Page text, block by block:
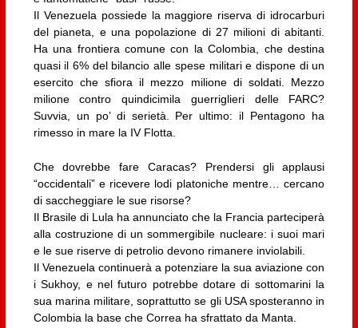
Il Venezuela possiede la maggiore riserva di idrocarburi
del pianeta, e una popolazione di 27 milioni di abitanti.
Ha una frontiera comune con la Colombia, che destina
quasi il 6% del bilancio alle spese militari e dispone di un
esercito che sfiora il mezzo milione di soldati. Mezzo
milione contro quindicimila guerriglieri delle FARC?
Suvvia, un po’ di serietà. Per ultimo: il Pentagono ha
rimesso in mare la IV Flotta.
Che dovrebbe fare Caracas? Prendersi gli applausi
“occidentali” e ricevere lodi platoniche mentre… cercano
di saccheggiare le sue risorse?
Il Brasile di Lula ha annunciato che la Francia parteciperà
alla costruzione di un sommergibile nucleare: i suoi mari
e le sue riserve di petrolio devono rimanere inviolabili.
Il Venezuela continuerà a potenziare la sua aviazione con
i Sukhoy, e nel futuro potrebbe dotare di sottomarini la
sua marina militare, soprattutto se gli USA sposteranno in
Colombia la base che Correa ha sfrattato da Manta.